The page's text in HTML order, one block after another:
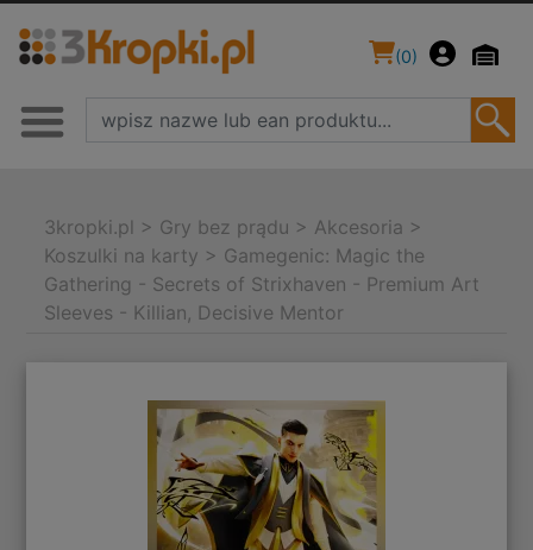
(0)
3kropki.pl > Gry bez prądu > Akcesoria >
Koszulki na karty > Gamegenic: Magic the
Gathering - Secrets of Strixhaven - Premium Art
Sleeves - Killian, Decisive Mentor